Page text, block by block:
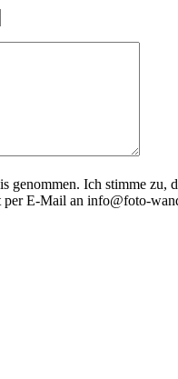
genommen. Ich stimme zu,
E-Mail an info@foto-